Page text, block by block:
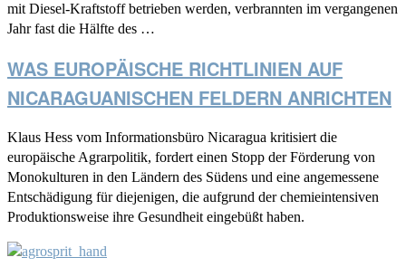
mit Diesel-Kraftstoff betrieben werden, verbrannten im vergangenen
Jahr fast die Hälfte des …
WAS EUROPÄISCHE RICHTLINIEN AUF
NICARAGUANISCHEN FELDERN ANRICHTEN
Klaus Hess vom Informationsbüro Nicaragua kritisiert die
europäische Agrarpolitik, fordert einen Stopp der Förderung von
Monokulturen in den Ländern des Südens und eine angemessene
Entschädigung für diejenigen, die aufgrund der chemieintensiven
Produktionsweise ihre Gesundheit eingebüßt haben.